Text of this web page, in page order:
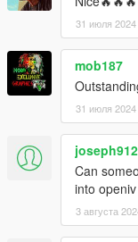
31 июля 2024
mob187
31 июля 2024
joseph912
Can
into
3 августа